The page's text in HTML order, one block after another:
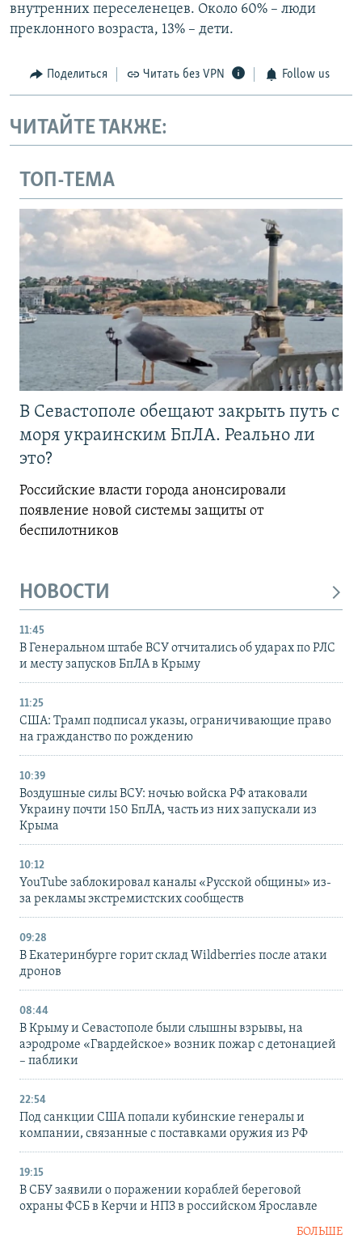
внутренних переселенецев. Около 60% – люди
преклонного возраста, 13% – дети.
Поделиться Читать без VPN Follow us
ЧИТАЙТЕ ТАКЖЕ:
ТОП-ТЕМА
В Севастополе обещают закрыть путь с
моря украинским БпЛА. Реально ли
это?
Российские власти города анонсировали
появление новой системы защиты от
беспилотников
НОВОСТИ
11:45
В Генеральном штабе ВСУ отчитались об ударах по РЛС
и месту запусков БпЛА в Крыму
11:25
США: Трамп подписал указы, ограничивающие право
на гражданство по рождению
10:39
Воздушные силы ВСУ: ночью войска РФ атаковали
Украину почти 150 БпЛА, часть из них запускали из
Крыма
10:12
YouTube заблокировал каналы «Русской общины» из-
за рекламы экстремистских сообществ
09:28
В Екатеринбурге горит склад Wildberries после атаки
дронов
08:44
В Крыму и Севастополе были слышны взрывы, на
аэродроме «Гвардейское» возник пожар с детонацией
– паблики
22:54
Под санкции США попали кубинские генералы и
компании, связанные с поставками оружия из РФ
19:15
В СБУ заявили о поражении кораблей береговой
охраны ФСБ в Керчи и НПЗ в российском Ярославле
БОЛЬШЕ